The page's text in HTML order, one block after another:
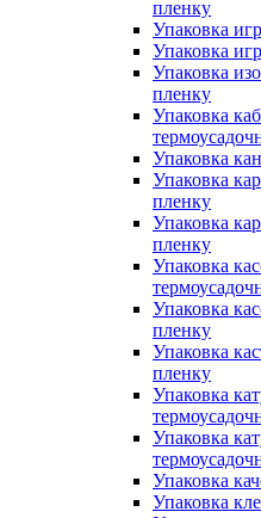
пленку
Упаковка
Упаковка
Упаковка
пленку
Упаковка
Упаковка
Упаковка
пленку
Упаковка
пленку
Упаковка
Упаковка
пленку
Упаковка
пленку
Упаковка
Упаковка
Упаковка
Упаковка